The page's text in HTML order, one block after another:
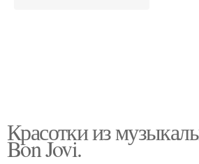
Красотки из
Bon Jovi.